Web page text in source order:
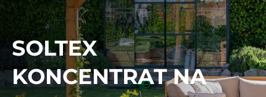
SOLTEX
KONCENTRAT NA